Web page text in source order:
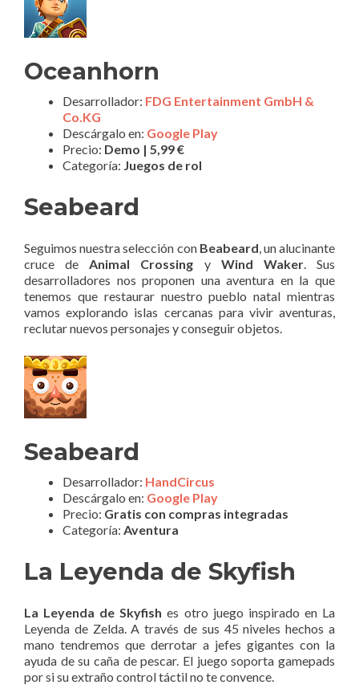
Oceanhorn
Desarrollador: FDG Entertainment GmbH &
Co.KG
Descárgalo en: Google Play
Precio: Demo | 5,99 €
Categoría: Juegos de rol
Seabeard
Seguimos nuestra selección con Beabeard, un alucinante
cruce deAnimal Crossing y Wind Waker. Sus
desarrolladores nos proponen una aventura en la que
tenemos que restaurar nuestro pueblo natal mientras
vamos explorando islas cercanas para vivir aventuras,
reclutar nuevos personajes y conseguir objetos.
Seabeard
Desarrollador: HandCircus
Descárgalo en: Google Play
Precio: Gratis con compras integradas
Categoría: Aventura
La Leyenda de Skyfish
La Leyenda de Skyfish es otro juego inspirado en La
Leyenda de Zelda. A través de sus 45 niveles hechos a
mano tendremos que derrotar a jefes gigantes con la
ayuda de su caña de pescar. El juego soporta gamepads
por si su extraño control táctil no te convence.